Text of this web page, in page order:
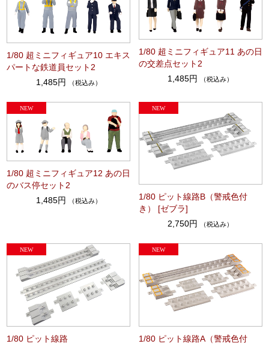
1/80 超ミニフィギュア10 エキス
パートな鉄道員セット2
1,485円
（税込み）
1/80 超ミニフィギュア11 あの日
の交差点セット2
1,485円
（税込み）
1/80 超ミニフィギュア12 あの日
のバス停セット2
1,485円
（税込み）
1/80 ピット線路B（警戒色付
き） [ゼブラ]
2,750円
（税込み）
1/80 ピット線路
1/80 ピット線路A（警戒色付